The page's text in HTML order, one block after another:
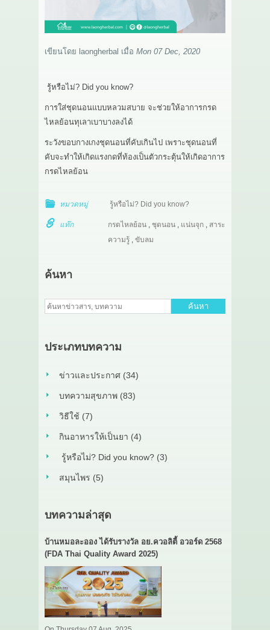
เขียนโดย laongherbal เมื่อ Mon 07 Dec, 2020
รู้หรือไม่? Did you know?
การใส่ชุดนอนแบบหลวมสบาย จะช่วยให้อาการกรด
ไหลย้อนทุเลาเบาบางลงได้
ระวังขอบกางเกงชุดนอนที่คับเกินไป เพราะชุดนอนที่
คับจะทําให้เกิดแรงกดที่ท้องเป็นตัวกระตุ้นให้เกิดอาการ
กรดไหลย้อน
หมวดหมู่ รู้หรือไม่? Did you know?
แท๊ก กรดไหลย้อน , ชุดนอน , แน่นจุก , สาระ
ความรู้ , ขับลม
ค้นหา
ค้นหา
ประเภทบทความ
ข่าวและประกาศ (34)
บทความสุขภาพ (83)
วิธีใช้ (7)
กินอาหารให้เป็นยา (4)
รู้หรือไม่? Did you know? (3)
สมุนไพร (5)
บทความล่าสุด
บ้านหมอละออง ได้รับรางวัล อย.ควอลิตี้ อวอร์ด 2568
(FDA Thai Quality Award 2025)